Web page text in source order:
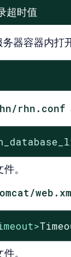
超时值
器容器内打
rhn.conf
。
>
。